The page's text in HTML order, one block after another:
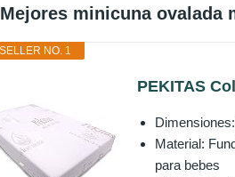
minicuna ovalada
NO. 1
PEKITAS
Material:
para bebes